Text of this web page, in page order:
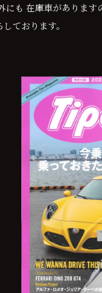
も 在庫車がありま
ております。